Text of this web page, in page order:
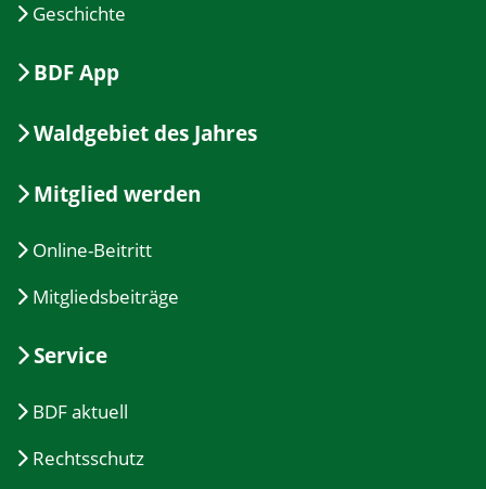
Geschichte
BDF App
Waldgebiet des Jahres
Mitglied werden
Online-Beitritt
Mitgliedsbeiträge
Service
BDF aktuell
Rechtsschutz